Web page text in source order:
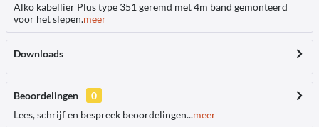
Alko kabellier Plus type 351 geremd met 4m band gemonteerd
voor het slepen.meer
Downloads
Beoordelingen
0
Lees, schrijf en bespreek beoordelingen...meer